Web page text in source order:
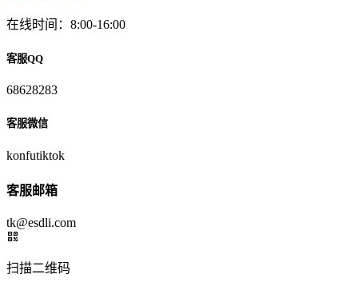
在线时间：8:00-16:00
客服QQ
68628283
客服微信
konfutiktok
客服邮箱
tk@esdli.com
扫描二维码